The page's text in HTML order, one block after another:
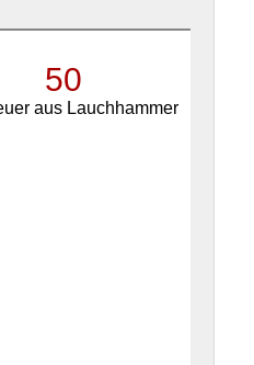
50
aus Lauchhammer